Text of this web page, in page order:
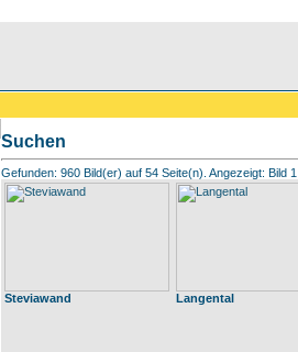
Suchen
Gefunden: 960 Bild(er) auf 54 Seite(n). Angezeigt: Bild
Steviawand Langental